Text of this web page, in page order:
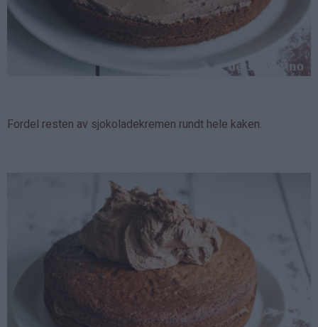
Fordel resten av sjokoladekremen rundt hele kaken.